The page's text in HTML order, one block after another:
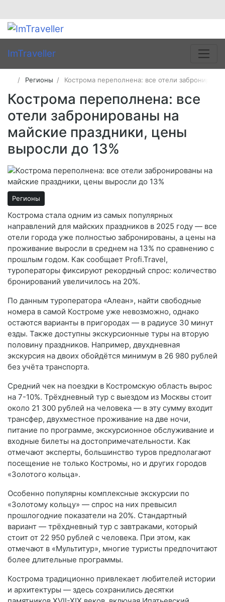
ImTraveller
Регионы Кострома переполнена: все отели
Кострома переполнена: все
отели забронированы на
майские праздники, цены
выросли до 13%
Регионы
Кострома стала одним из самых популярных
направлений для майских праздников в 2025 году — все
отели города уже полностью забронированы, а цены на
проживание выросли в среднем на 13% по сравнению с
прошлым годом. Как сообщает Profi.Travel,
туроператоры фиксируют рекордный спрос: количество
бронирований увеличилось на 20%.
По данным туроператора «Алеан», найти свободные
номера в самой Костроме уже невозможно, однако
остаются варианты в пригородах — в радиусе 30 минут
езды. Также доступны экскурсионные туры на вторую
половину праздников. Например, двухдневная
экскурсия на двоих обойдётся минимум в 26 980 рублей
без учёта транспорта.
Средний чек на поездки в Костромскую область вырос
на 7-10%. Трёхдневный тур с выездом из Москвы стоит
около 21 300 рублей на человека — в эту сумму входит
трансфер, двухместное проживание на две ночи,
питание по программе, экскурсионное обслуживание и
входные билеты на достопримечательности. Как
отмечают эксперты, большинство туров предполагают
посещение не только Костромы, но и других городов
«Золотого кольца».
Особенно популярны комплексные экскурсии по
«Золотому кольцу» — спрос на них превысил
прошлогодние показатели на 20%. Стандартный
вариант — трёхдневный тур с завтраками, который
стоит от 22 950 рублей с человека. При этом, как
отмечают в «Мультитур», многие туристы предпочитают
более длительные программы.
Кострома традиционно привлекает любителей истории
и архитектуры — здесь сохранились десятки